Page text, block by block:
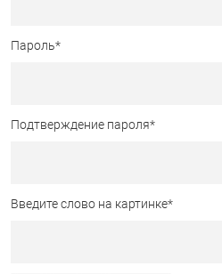
Пароль*
Подтверждение пароля*
Введите слово на картинке*